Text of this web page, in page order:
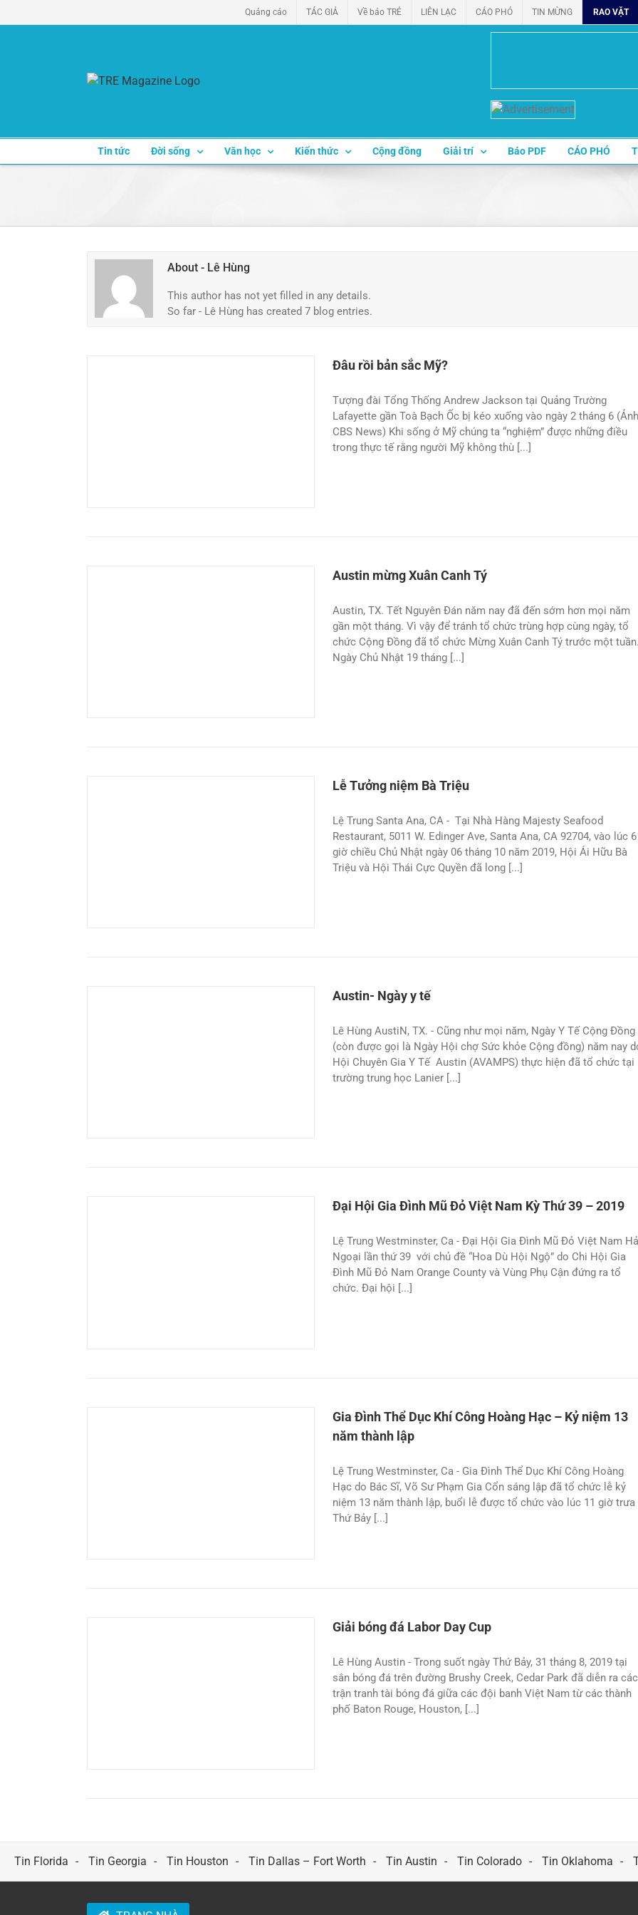
to
Quảng cáo TÁC GIẢ Về báo TRẺ LIÊN LẠC CÁO PHÓ TIN MỪNG RAO VẶT
Tin tức Đời sống Văn học Kiến thức Cộng đồng Giải trí Báo PDF CÁO PHÓ
About - Lê Hùng
This author has not yet filled in any details.
So far - Lê Hùng has created 7 blog entries.
Đâu rồi bản sắc Mỹ?
Tượng đài Tổng Thống Andrew Jackson tại Quảng Trường
Lafayette gần Toà Bạch Ốc bị kéo xuống vào ngày 2 tháng 6 (Ảnh
CBS News) Khi sống ở Mỹ chúng ta “nghiệm” được những điều
trong thực tế rằng người Mỹ không thù [...]
Austin mừng Xuân Canh Tý
Austin, TX. Tết Nguyên Ðán năm nay đã đến sớm hơn mọi năm
gần một tháng. Vì vậy để tránh tổ chức trùng hợp cùng ngày, tổ
chức Cộng Ðồng đã tổ chức Mừng Xuân Canh Tý trước một tuần.
Ngày Chủ Nhật 19 tháng [...]
Lễ Tưởng niệm Bà Triệu
Lệ Trung Santa Ana, CA - Tại Nhà Hàng Majesty Seafood
Restaurant, 5011 W. Edinger Ave, Santa Ana, CA 92704, vào lúc 6
giờ chiều Chủ Nhật ngày 06 tháng 10 năm 2019, Hội Ái Hữu Bà
Triệu và Hội Thái Cực Quyền đã long [...]
Austin- Ngày y tế
Lê Hùng AustiN, TX. - Cũng như mọi năm, Ngày Y Tế Cộng Ðồng
(còn được gọi là Ngày Hội chợ Sức khỏe Cộng đồng) năm nay
Hội Chuyên Gia Y Tế Austin (AVAMPS) thực hiện đã tổ chức tại
trường trung học Lanier [...]
Đại Hội Gia Đình Mũ Đỏ Việt Nam Kỳ Thứ 39 – 2019
Lệ Trung Westminster, Ca - Ðại Hội Gia Ðình Mũ Ðỏ Việt Nam
Ngoại lần thứ 39 với chủ đề “Hoa Dù Hội Ngộ” do Chi Hội Gia
Ðình Mũ Ðỏ Nam Orange County và Vùng Phụ Cận đứng ra tổ
chức. Ðại hội [...]
Gia Đình Thể Dục Khí Công Hoàng Hạc – Kỷ niệm 13
năm thành lập
Lệ Trung Westminster, Ca - Gia Ðình Thể Dục Khí Công Hoàng
Hạc do Bác Sĩ, Võ Sư Phạm Gia Cổn sáng lập đã tổ chức lễ kỷ
niệm 13 năm thành lập, buổi lễ được tổ chức vào lúc 11 giờ trưa
Thứ Bảy [...]
Giải bóng đá Labor Day Cup
Lê Hùng Austin - Trong suốt ngày Thứ Bảy, 31 tháng 8, 2019 tại
sân bóng đá trên đường Brushy Creek, Cedar Park đã diễn ra các
trận tranh tài bóng đá giữa các đội banh Việt Nam từ các thành
phố Baton Rouge, Houston, [...]
Tin Florida Tin Georgia Tin Houston Tin Dallas – Fort Worth Tin Austin Tin Colorado Tin Oklahoma